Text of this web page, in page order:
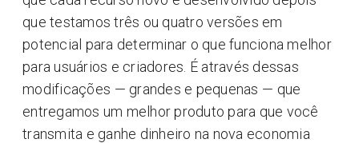
que testamos três ou quatro versões em
potencial para determinar o que funciona melhor
para usuários e criadores. É através dessas
modificações ⁠— grandes e pequenas ⁠— que
entregamos um melhor produto para que você
transmita e ganhe dinheiro na nova economia